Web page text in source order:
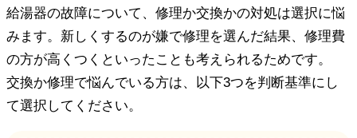
給湯器の故障について、修理か交換かの対処は選択に悩
みます。新しくするのが嫌で修理を選んだ結果、修理費
の方が高くつくといったことも考えられるためです。
交換か修理で悩んでいる方は、以下3つを判断基準にし
て選択してください。